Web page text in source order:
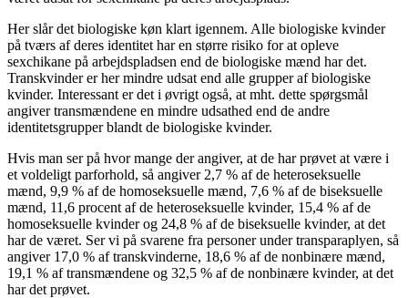
Her slår det biologiske køn klart igennem. Alle biologiske kvinder
på tværs af deres identitet har en større risiko for at opleve
sexchikane på arbejdspladsen end de biologiske mænd har det.
Transkvinder er her mindre udsat end alle grupper af biologiske
kvinder. Interessant er det i øvrigt også, at mht. dette spørgsmål
angiver transmændene en mindre udsathed end de andre
identitetsgrupper blandt de biologiske kvinder.
Hvis man ser på hvor mange der angiver, at de har prøvet at være i
et voldeligt parforhold, så angiver 2,7 % af de heteroseksuelle
mænd, 9,9 % af de homoseksuelle mænd, 7,6 % af de biseksuelle
mænd, 11,6 procent af de heteroseksuelle kvinder, 15,4 % af de
homoseksuelle kvinder og 24,8 % af de biseksuelle kvinder, at det
har de været. Ser vi på svarene fra personer under transparaplyen, så
angiver 17,0 % af transkvinderne, 18,6 % af de nonbinære mænd,
19,1 % af transmændene og 32,5 % af de nonbinære kvinder, at det
har det prøvet.